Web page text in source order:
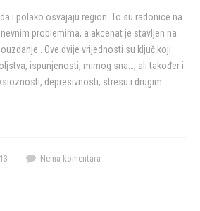
i polako osvajaju region. To su radonice na
problemima, a akcenat je stavljen na
. Ove dvije vrijednosti su ključ koji
ispunjenosti, mirnog sna…, ali također i
depresivnosti, stresu i drugim
Nema komentara